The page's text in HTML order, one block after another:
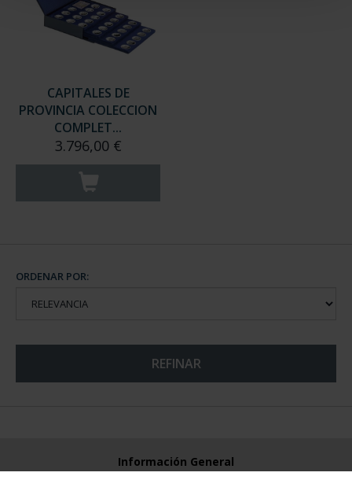
CAPITALES DE
PROVINCIA COLECCION
COMPLET...
3.796,00 €
ORDENAR POR:
REFINAR
Información General